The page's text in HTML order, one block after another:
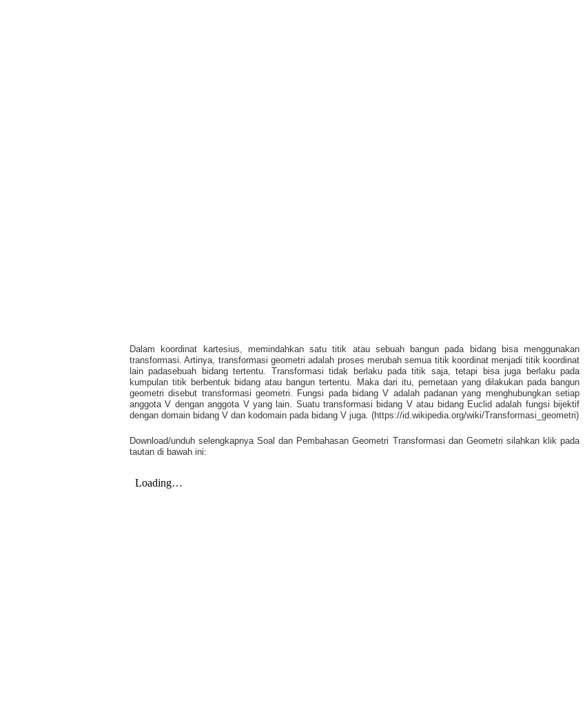
Dalam koordinat kartesius, memindahkan satu titik atau sebuah bangun pada bidang bisa menggunakan
transformasi. Artinya, transformasi geometri adalah proses merubah semua titik koordinat menjadi titik koordinat
lain padasebuah bidang tertentu. Transformasi tidak berlaku pada titik saja, tetapi bisa juga berlaku pada
kumpulan titik berbentuk bidang atau bangun tertentu. Maka dari itu, pemetaan yang dilakukan pada bangun
geometri disebut transformasi geometri. Fungsi pada bidang V adalah padanan yang menghubungkan setiap
anggota V dengan anggota V yang lain. Suatu transformasi bidang V atau bidang Euclid adalah fungsi bijektif
dengan domain bidang V dan kodomain pada bidang V juga. (https://id.wikipedia.org/wiki/Transformasi_geometri)
Download/unduh selengkapnya Soal dan Pembahasan Geometri Transformasi dan Geometri silahkan klik pada
tautan di bawah ini: